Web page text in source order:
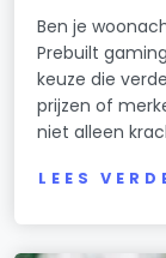
Ben je
Prebuilt
keuze die
prijzen of
niet alleen
LEES